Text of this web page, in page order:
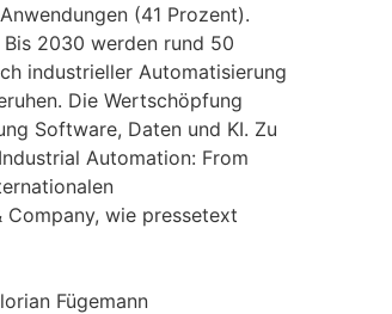
(41 Prozent).
2030 werden rund 50
industrieller Automatisierung
Die Wertschöpfung
Software, Daten und KI. Zu
Automation: From
Company, wie pressetext
Fügemann